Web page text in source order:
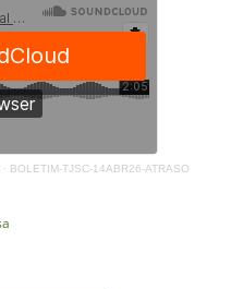
· BOLETIM-TJSC-14ABR26-ATRASO